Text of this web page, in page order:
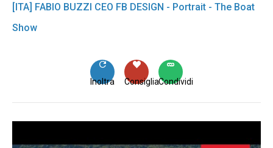
[ITA] FABIO BUZZI CEO FB DESIGN - Portrait - The Boat
Show
Condividi
Consiglia
Inoltra